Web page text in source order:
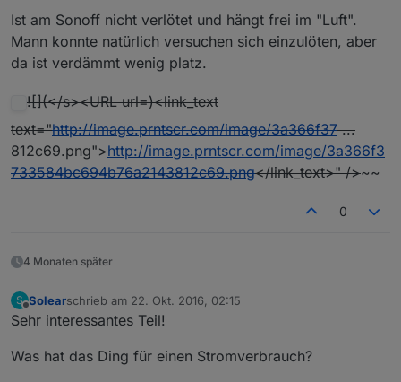
Ist am Sonoff nicht verlötet und hängt frei im "Luft".
Mann konnte natürlich versuchen sich einzulöten, aber
da ist verdämmt wenig platz.
![](</s><URL url=)<link_text
text="http://image.prntscr.com/image/3a366f37...
812c69.png">http://image.prntscr.com/image/3a366f3
733584bc694b76a2143812c69.png</link_text>" />~~
0
4 Monaten später
S
Offline
Solearschrieb am 22. Okt. 2016, 02:15
zuletzt editiert von
Sehr interessantes Teil!
Was hat das Ding für einen Stromverbrauch?